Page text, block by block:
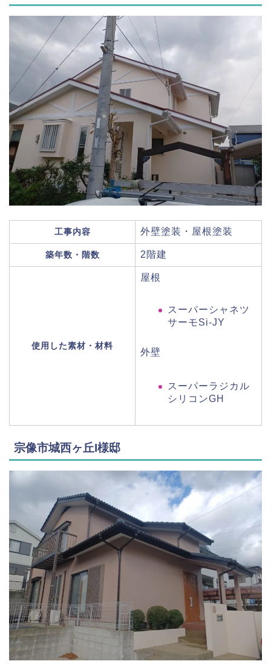
工事内容 外壁塗装・屋根塗装
築年数・階数 2階建
使用した素材・材料
屋根
スーパーシャネツ
サーモSi-JY
外壁
スーパーラジカル
シリコンGH
宗像市城西ヶ丘I様邸